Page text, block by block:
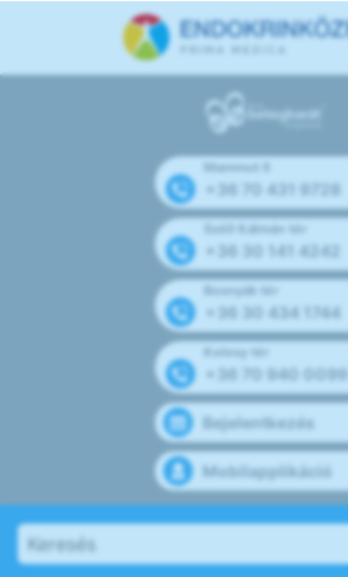
Mammut II
+36 70 431 9728
Széll Kálmán tér
+36 30 141 4242
Bosnyák tér
+36 30 434 1744
Kolosy tér
+36 70 940 0099
Bejelentkezés
Mobilapplikáció